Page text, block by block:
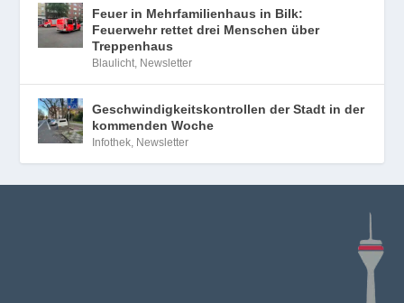
Feuer in Mehrfamilienhaus in Bilk:
Feuerwehr rettet drei Menschen über
Treppenhaus
Blaulicht, Newsletter
Geschwindigkeitskontrollen der Stadt in der
kommenden Woche
Infothek, Newsletter